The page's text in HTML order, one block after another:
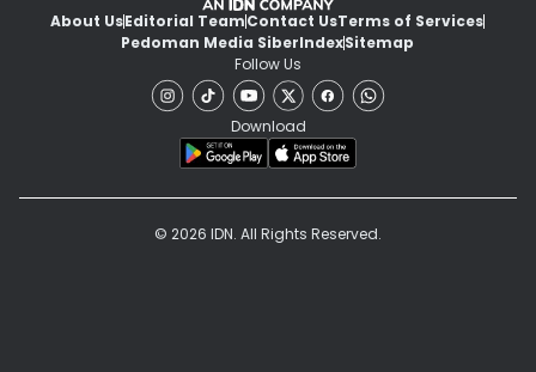
About UsEditorial TeamContact UsTerms of Services
Pedoman Media SiberIndexSitemap
Follow Us
Download
© 2026 IDN. All Rights Reserved.